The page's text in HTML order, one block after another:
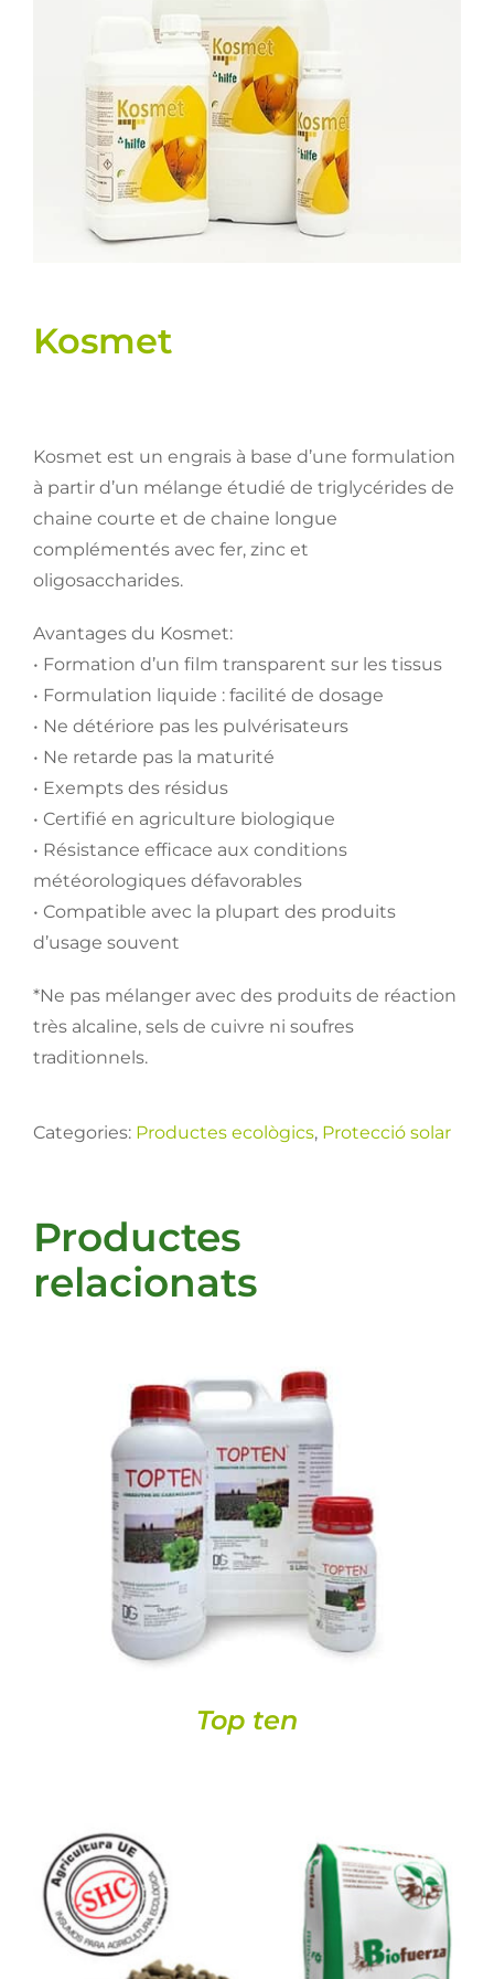
Fitxes de producte
Kosmet
Kosmet est un engrais à base d’une formulation
à partir d’un mélange étudié de triglycérides de
chaine courte et de chaine longue
complémentés avec fer, zinc et
oligosaccharides.
Avantages du Kosmet:
• Formation d’un film transparent sur les tissus
• Formulation liquide : facilité de dosage
• Ne détériore pas les pulvérisateurs
• Ne retarde pas la maturité
• Exempts des résidus
• Certifié en agriculture biologique
• Résistance efficace aux conditions
météorologiques défavorables
• Compatible avec la plupart des produits
d’usage souvent
*Ne pas mélanger avec des produits de réaction
très alcaline, sels de cuivre ni soufres
traditionnels.
Categories: Productes ecològics, Protecció solar
Productes
relacionats
DETALLS
Top ten